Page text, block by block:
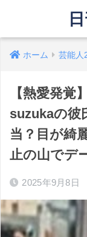
ホーム 芸能人
【熱愛発覚
suzukaの彼
当？目が綺
止の山でデ
2025年9月8日